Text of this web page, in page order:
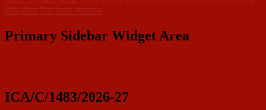
জিউ মন্দিরে গীতা যজ্ঞের আয়োজন
Primary Sidebar Widget Area
ICA/C/1483/2026-27